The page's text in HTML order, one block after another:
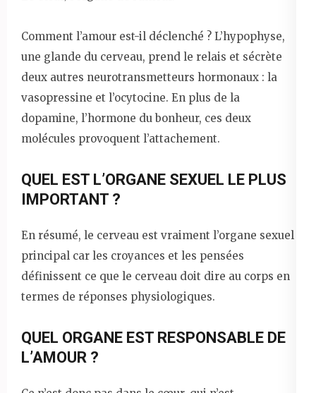
Comment l’amour est-il déclenché ? L’hypophyse,
une glande du cerveau, prend le relais et sécrète
deux autres neurotransmetteurs hormonaux : la
vasopressine et l’ocytocine. En plus de la
dopamine, l’hormone du bonheur, ces deux
molécules provoquent l’attachement.
QUEL EST L’ORGANE SEXUEL LE PLUS
IMPORTANT ?
En résumé, le cerveau est vraiment l’organe sexuel
principal car les croyances et les pensées
définissent ce que le cerveau doit dire au corps en
termes de réponses physiologiques.
QUEL ORGANE EST RESPONSABLE DE
L’AMOUR ?